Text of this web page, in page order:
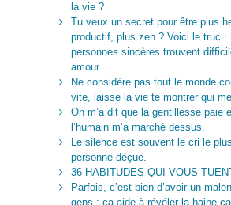
la vie ?
Tu veux un secret pour être plus
productif, plus zen ? Voici le truc :
personnes sincères trouvent
amour.
Ne considère pas tout le monde
vite, laisse la vie te montrer qui
On m’a dit que la gentillesse paie
l’humain m’a marché dessus.
Le silence est souvent le cri le
personne déçue.
36 HABITUDES QUI VOUS
Parfois, c’est bien d’avoir un
gens : ça aide à révéler la haine